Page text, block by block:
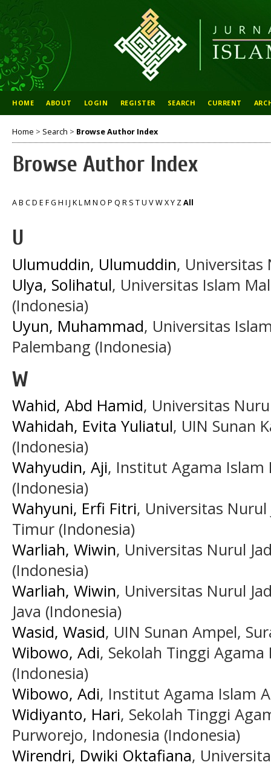
HOME ABOUT LOGIN REGISTER SEARCH CURRENT
Home > Search > Browse Author Index
Browse Author Index
AB CD E FG H I J KLM N O P Q R S TU VWXY ZAll
U
Ulumuddin, Ulumuddin, Universitas
Ulya, Solihatul, Universitas Islam
(Indonesia)
Uyun, Muhammad, Universitas
Palembang (Indonesia)
W
Wahid, Abd Hamid, Universitas
Wahidah, Evita Yuliatul, UIN Sunan
(Indonesia)
Wahyudin, Aji, Institut Agama Islam
(Indonesia)
Wahyuni, Erfi Fitri, Universitas Nurul
Timur (Indonesia)
Warliah, Wiwin, Universitas Nurul
(Indonesia)
Warliah, Wiwin, Universitas Nurul
Java (Indonesia)
Wasid, Wasid, UIN Sunan Ampel,
Wibowo, Adi, Sekolah Tinggi
(Indonesia)
Wibowo, Adi, Institut Agama Islam
Widiyanto, Hari, Sekolah Tinggi
Purworejo, Indonesia (Indonesia)
Wirendri, Dwiki Oktafiana,